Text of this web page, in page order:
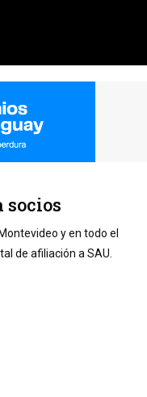
socios
y en todo el
de afiliación a SAU.